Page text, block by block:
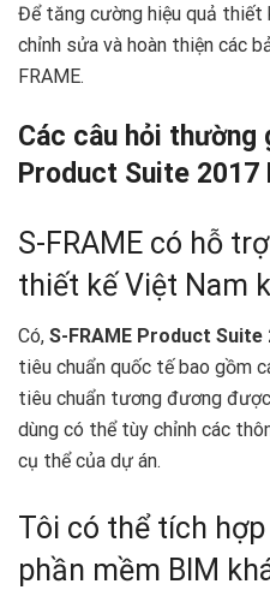
Để tăng cường hiệu quả thiết
chỉnh sửa và hoàn thiện các
FRAME.
Các câu hỏi thường
Product Suite 2017
S-FRAME có hỗ
thiết kế Việt Nam
Có, S-FRAME Product
tiêu chuẩn quốc tế bao gồm
tiêu chuẩn tương đương
dùng có thể tùy chỉnh các
cụ thể của dự án.
Tôi có thể tích hợp
phần mềm BIM